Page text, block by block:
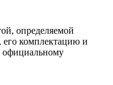
определяемой
его комплектацию и
официальному